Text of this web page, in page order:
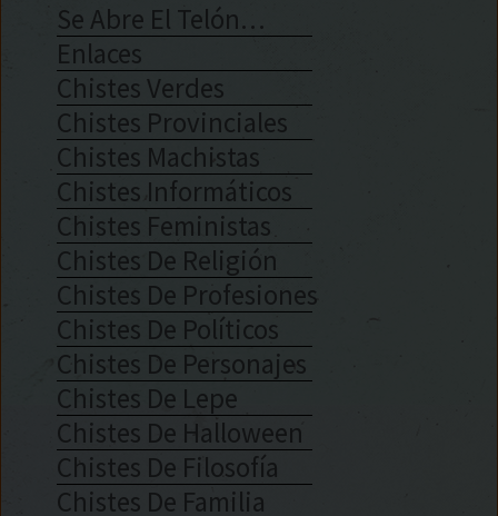
Se Abre El Telón…
Enlaces
Chistes Verdes
Chistes Provinciales
Chistes Machistas
Chistes Informáticos
Chistes Feministas
Chistes De Religión
Chistes De Profesiones
Chistes De Políticos
Chistes De Personajes
Chistes De Lepe
Chistes De Halloween
Chistes De Filosofía
Chistes De Familia